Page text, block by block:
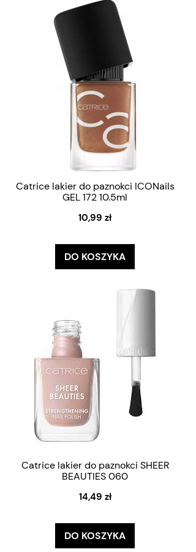
Catrice lakier do paznokci ICONails
GEL 172 10.5ml
10,99 zł
DO KOSZYKA
Catrice lakier do paznokci SHEER
BEAUTIES 060
14,49 zł
DO KOSZYKA